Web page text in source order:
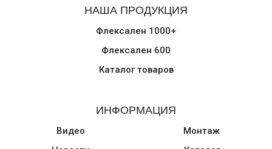
НАША ПРОДУКЦИЯ
Флексален 1000+
Флексален 600
Каталог товаров
ИНФОРМАЦИЯ
Видео
Монтаж